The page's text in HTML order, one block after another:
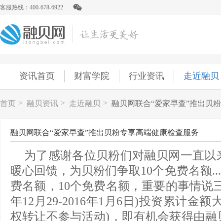
客服热线：400-678-6922
资讯首页 财富学院 行业资讯 走近融贝
首页 > 融贝资讯 > 走近融贝 > 融贝网联合“爱家早查”推出贝
融贝网联合“爱家早查”推出贝粉专享高端健康检查服务
为了感谢各位贝粉们对融贝网一直
暖心回馈，为贝粉们争取10个免费名额
费名额，10个免费名额，重要的事情说
年12月29-2016年1月6日)投资累计金额
权转让不参与活动)，即有机会获得由